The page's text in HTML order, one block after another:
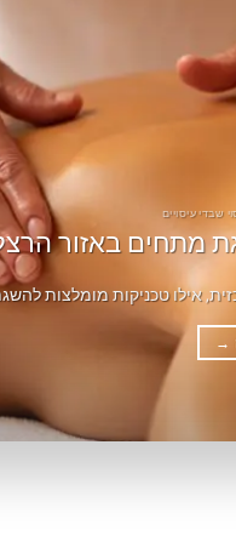
שבדי עיסויים
מתחים באזור
אילו טכניקות מומלצות
→